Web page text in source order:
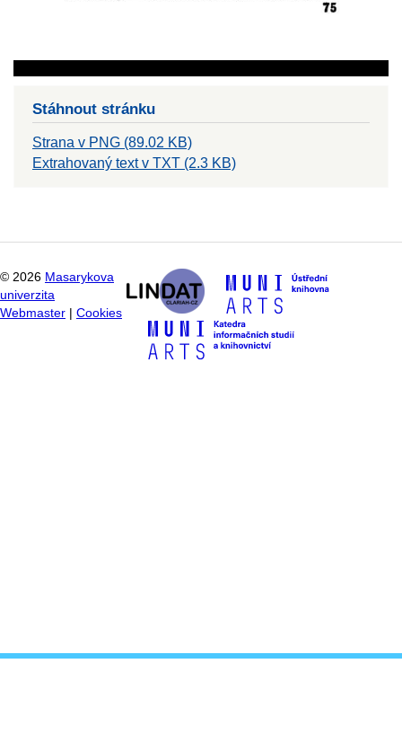
Stáhnout stránku
Strana v PNG (89.02 KB)
Extrahovaný text v TXT (2.3 KB)
© 2026 Masarykova
univerzita
Webmaster
Cookies